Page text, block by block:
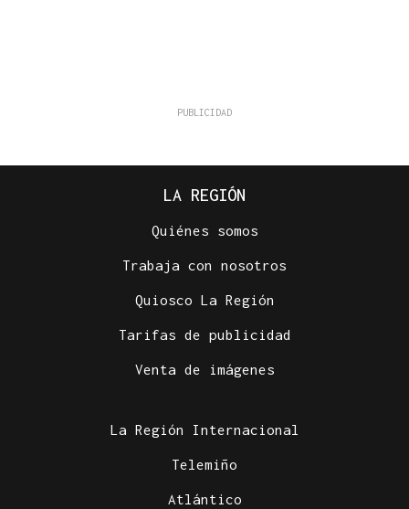
LA REGIÓN
Quiénes somos
Trabaja con nosotros
Quiosco La Región
Tarifas de publicidad
Venta de imágenes
La Región Internacional
Telemiño
Atlántico